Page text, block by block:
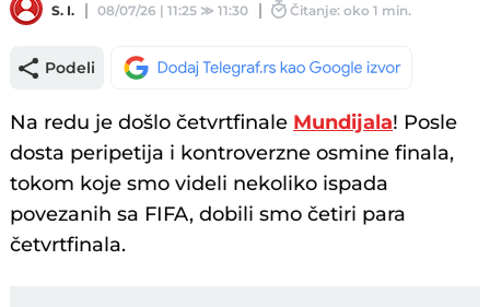
S. I. 08/07/26 | 11:25 ≫11:30 Čitanje: oko 1 min.
Podeli
Na redu je došlo četvrtfinale Mundijala! Posle
dosta peripetija i kontroverzne osmine finala,
tokom koje smo videli nekoliko ispada
povezanih sa FIFA, dobili smo četiri para
četvrtfinala.